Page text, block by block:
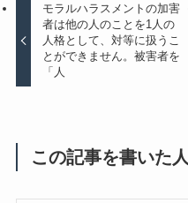
モラルハラスメントの加害
者は他の人のことを1人の
人格として、対等に扱うこ
とができません。被害者を
「人
この記事を書いた人